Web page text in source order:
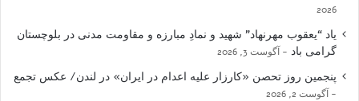
2026
یاد “یعقوب مهرنهاد” شهید و نمادِ مبارزه و مقاومت مدنی در بلوچستان
گرامی باد
آگوست 3, 2026
پنجمین روز تحصن «کارزار علیه اعدام در ایران» در لندن/ عکس تجمع
آگوست 2, 2026